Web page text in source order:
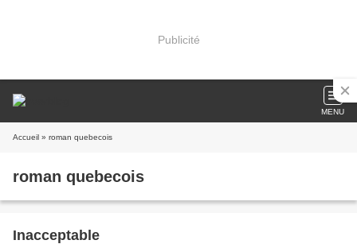
Publicité
MENU
Accueil » roman quebecois
roman quebecois
Inacceptable